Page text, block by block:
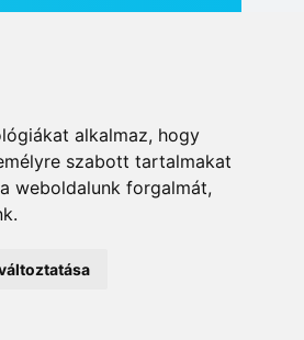
alkalmaz, hogy
szabott tartalmakat
weboldalunk forgalmát,